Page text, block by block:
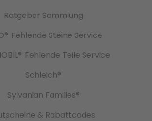
Ratgeber Sammlung
Fehlende Steine Service
Fehlende Teile Service
Schleich®
Sylvanian Families®
& Rabattcodes